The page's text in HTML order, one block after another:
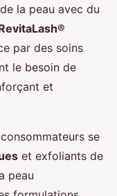
la peau avec du
par des soins
le besoin de
et
se
et exfoliants de
peau